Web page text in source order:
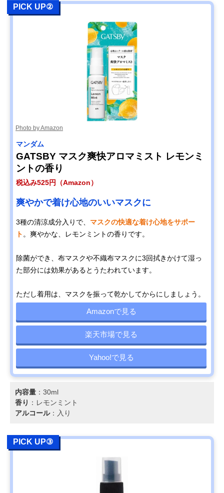
PICK UP②
Photo by Amazon
マンダム
GATSBY マスク爽快アロマミスト レモンミ
ントの香り
税込み525円（Amazon）
爽やかで着け心地のいいマスクに
3種の清涼成分入りで、 マスクの快適な着け心地をサポー
ト 。爽やかな、レモンミントの香りです。
除菌ができ、布マスクや不織布マスクに3回拭きかけて湿っ
た部分には効果があるとうたわれています。
ただし着用は、マスクを振って乾かしてからにしましょう。
Amazonで見る
楽天市場で見る
Yahoo!で見る
内容量 ：30ml
香り ：レモンミント
アルコール：入り
PICK UP③